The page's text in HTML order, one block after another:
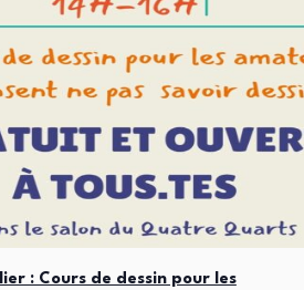
: Cours de dessin pour les